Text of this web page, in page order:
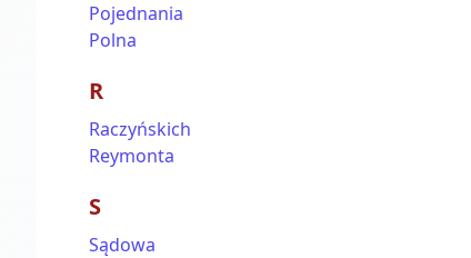
Pojednania
Polna
R
Raczyńskich
Reymonta
S
Sądowa